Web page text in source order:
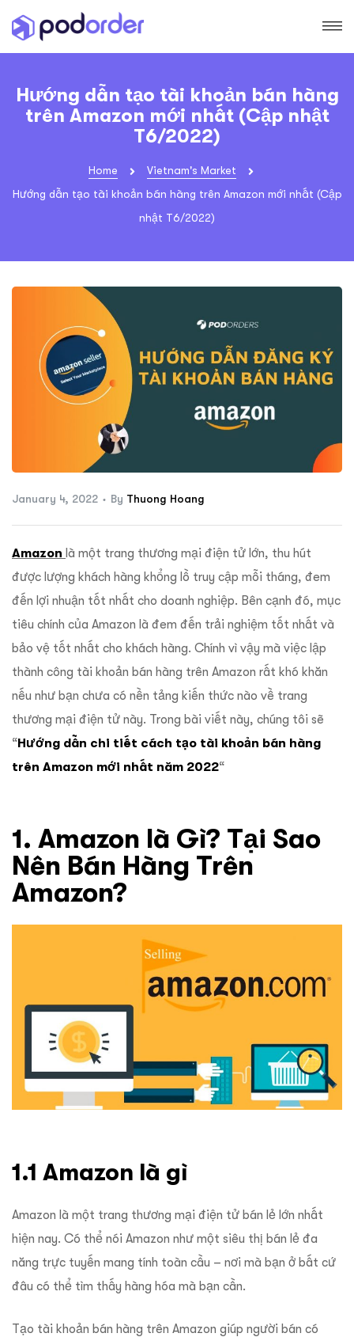
Hướng dẫn tạo tài khoản bán hàng
trên Amazon mới nhất (Cập nhật
T6/2022)
Home
Vietnam's Market
Hướng dẫn tạo tài khoản bán hàng trên Amazon mới nhất (Cập
nhật T6/2022)
January 4, 2022 By Thuong Hoang
Amazon là một trang thương mại điện tử lớn, thu hút
được lượng khách hàng khổng lồ truy cập mỗi tháng, đem
đến lợi nhuận tốt nhất cho doanh nghiệp. Bên cạnh đó, mục
tiêu chính của Amazon là đem đến trải nghiệm tốt nhất và
bảo vệ tốt nhất cho khách hàng. Chính vì vậy mà việc lập
thành công tài khoản bán hàng trên Amazon rất khó khăn
nếu như bạn chưa có nền tảng kiến thức nào về trang
thương mại điện tử này. Trong bài viết này, chúng tôi sẽ
“Hướng dẫn chi tiết cách tạo tài khoản bán hàng
trên Amazon mới nhất năm 2022“
1. Amazon là Gì? Tại Sao
Nên Bán Hàng Trên
Amazon?
1.1 Amazon là gì
Amazon là một trang thương mại điện tử bán lẻ lớn nhất
hiện nay. Có thể nói Amazon như một siêu thị bán lẻ đa
năng trực tuyến mang tính toàn cầu – nơi mà bạn ở bất cứ
đâu có thể tìm thấy hàng hóa mà bạn cần.
Tạo tài khoản bán hàng trên Amazon giúp người bán có